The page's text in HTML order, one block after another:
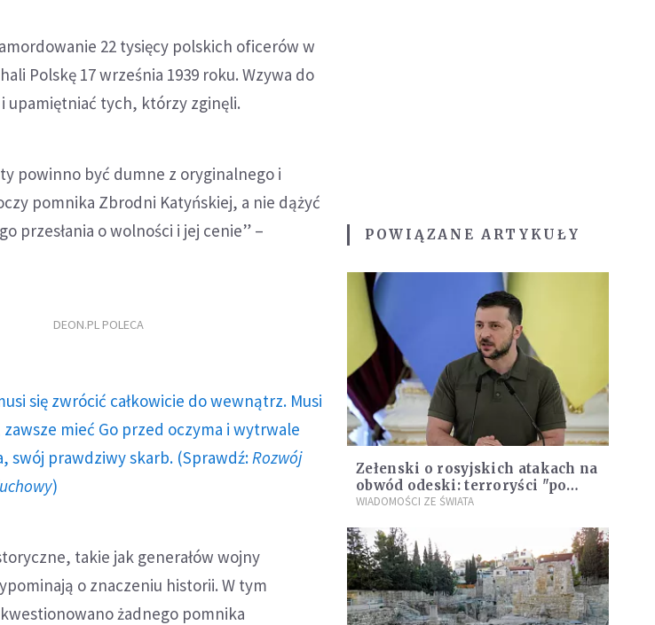
22 tysięcy polskich oficerów w
Polskę 17 września 1939 roku. Wzywa do
upamiętniać tych, którzy zginęli.
powinno być dumne z oryginalnego i
pomnika Zbrodni Katyńskiej, a nie dążyć
przesłania o wolności i jej cenie” –
DEON.PL POLECA
się zwrócić całkowicie do wewnątrz. Musi
mieć Go przed oczyma i wytrwale
swój prawdziwy skarb. (Sprawdź: Rozwój
)
takie jak generałów wojny
o znaczeniu historii. W tym
żadnego pomnika
POWIĄZANE ARTYKUŁY
Zełenski o rosyjskich atakach na
obwód odeski: terroryści "po
prostu chcieli sobie postrzelać"
WIADOMOŚCI ZE ŚWIATA